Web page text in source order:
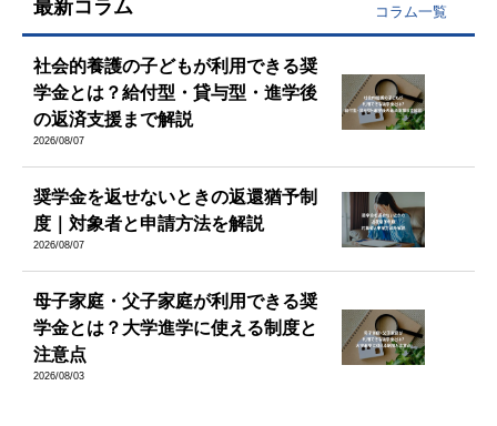
最新コラム コラム一覧
社会的養護の子どもが利用できる奨
学金とは？給付型・貸与型・進学後
の返済支援まで解説
2026/08/07
奨学金を返せないときの返還猶予制
度｜対象者と申請方法を解説
2026/08/07
母子家庭・父子家庭が利用できる奨
学金とは？大学進学に使える制度と
注意点
2026/08/03